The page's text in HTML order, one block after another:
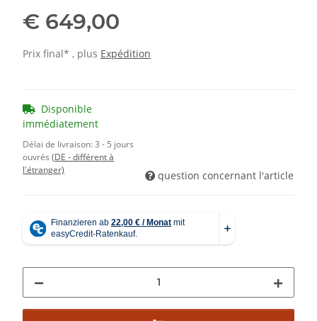
€ 649,00
Prix final* , plus Expédition
Disponible
immédiatement
Délai de livraison:3 - 5 jours
ouvrés (DE - différent à
l'étranger)
question concernant l'article